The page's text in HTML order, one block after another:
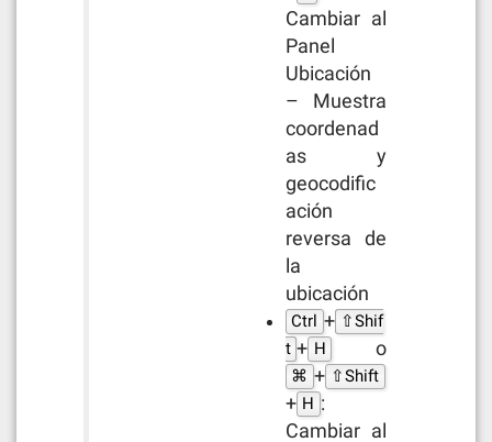
Cambiar al
Panel
Ubicación
– Muestra
coordenad
as y
geocodific
ación
reversa de
la
ubicación
Ctrl + ⇧Shif
t + H o
⌘ + ⇧Shift
+ H :
Cambiar al